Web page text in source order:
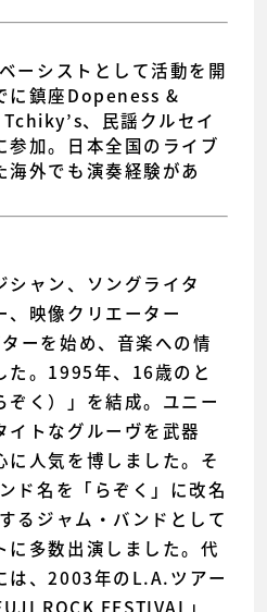
ーシストとして活動を開
に鎮座Dopeness &
、民謡クルセイ
参加。日本全国のライブ
海外でも演奏経験があ
シャン、ソングライタ
、映像クリエーター
ーを始め、音楽への情
た。1995年、16歳のと
ぞく）」を結成。ユニー
イトなグルーヴを武器
に人気を博しました。そ
ド名を「らぞく」に改名
るジャム・バンドとして
に多数出演しました。代
は、2003年のL.A.ツアー